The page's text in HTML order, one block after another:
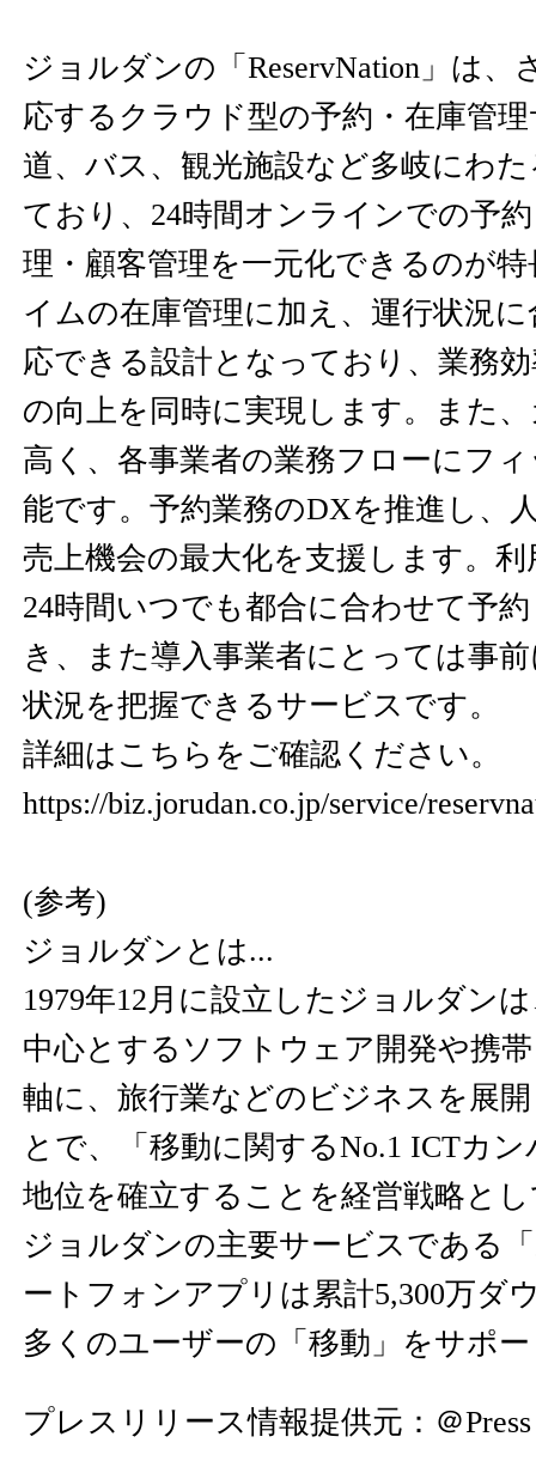
ジョルダンの「ReservNation」は、
応するクラウド型の予約・在庫管
道、バス、観光施設など多岐にわ
ており、24時間オンラインでの予
理・顧客管理を一元化できるのが
イムの在庫管理に加え、運行状況
応できる設計となっており、業務
の向上を同時に実現します。また
高く、各事業者の業務フローにフ
能です。予約業務のDXを推進し、
売上機会の最大化を支援します。
24時間いつでも都合に合わせて予
き、また導入事業者にとっては事
状況を把握できるサービスです。
詳細はこちらをご確認ください。
https://biz.jorudan.co.jp/service/
(参考)
ジョルダンとは...
1979年12月に設立したジョルダン
中心とするソフトウェア開発や携
軸に、旅行業などのビジネスを展
とで、「移動に関するNo.1 ICTカ
地位を確立することを経営戦略と
ジョルダンの主要サービスである
ートフォンアプリは累計5,300万ダ
多くのユーザーの「移動」をサポ
プレスリリース情報提供元： ＠Press